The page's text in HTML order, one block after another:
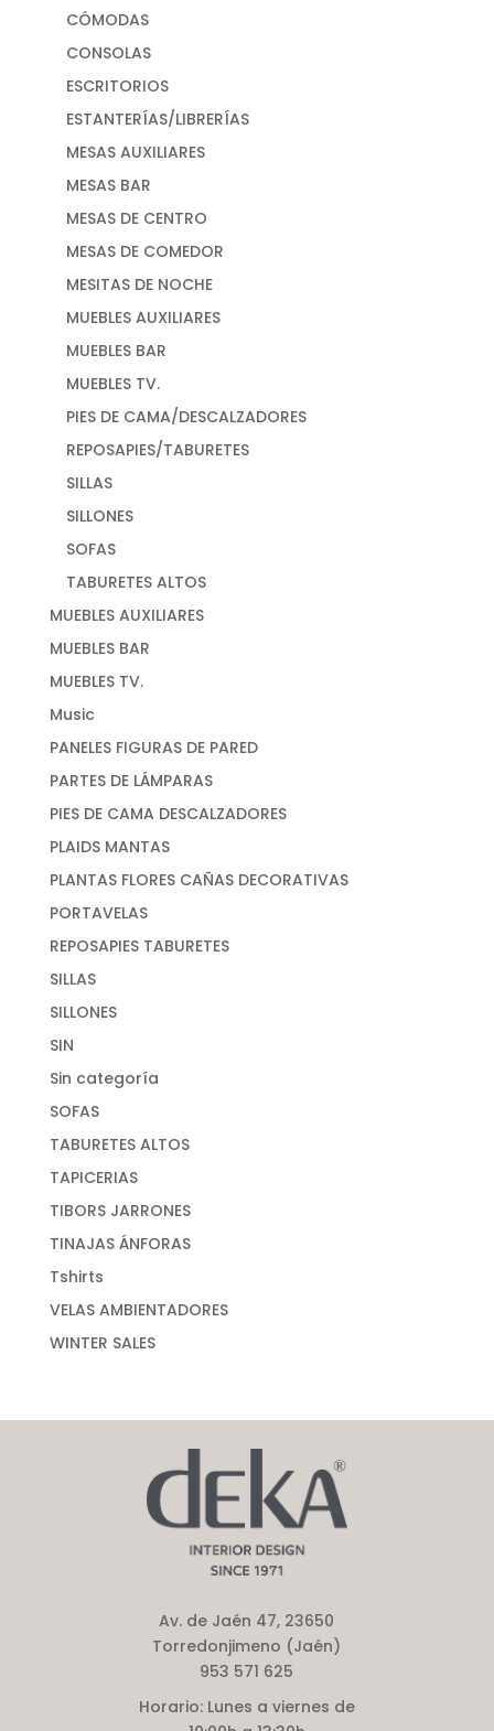
CÓMODAS
CONSOLAS
ESCRITORIOS
ESTANTERÍAS/LIBRERÍAS
MESAS AUXILIARES
MESAS BAR
MESAS DE CENTRO
MESAS DE COMEDOR
MESITAS DE NOCHE
MUEBLES AUXILIARES
MUEBLES BAR
MUEBLES TV.
PIES DE CAMA/DESCALZADORES
REPOSAPIES/TABURETES
SILLAS
SILLONES
SOFAS
TABURETES ALTOS
MUEBLES AUXILIARES
MUEBLES BAR
MUEBLES TV.
Music
PANELES FIGURAS DE PARED
PARTES DE LÁMPARAS
PIES DE CAMA DESCALZADORES
PLAIDS MANTAS
PLANTAS FLORES CAÑAS DECORATIVAS
PORTAVELAS
REPOSAPIES TABURETES
SILLAS
SILLONES
SIN
Sin categoría
SOFAS
TABURETES ALTOS
TAPICERIAS
TIBORS JARRONES
TINAJAS ÁNFORAS
Tshirts
VELAS AMBIENTADORES
WINTER SALES
Av. de Jaén 47, 23650
Torredonjimeno (Jaén)
953 571 625
Horario:Lunes a viernes de